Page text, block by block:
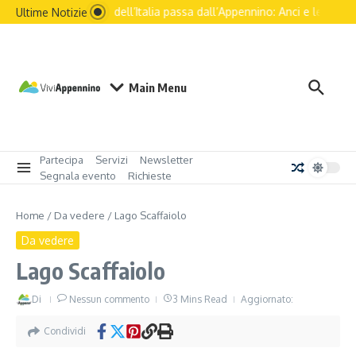
Ultime NotizieIl futuro dell’Italia passa dall’Appennino: Anci e le
Main Menu
Partecipa Servizi
Newsletter
Segnala evento
Richieste
Home / Da vedere / Lago Scaffaiolo
Da vedere
Lago Scaffaiolo
Di Nessun commento 3 Mins Read Aggiornato:
Condividi